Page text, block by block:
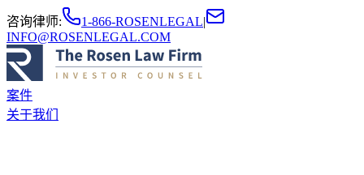
咨询律师: 1-866-ROSENLEGAL|
INFO@ROSENLEGAL.COM
案件
关于我们